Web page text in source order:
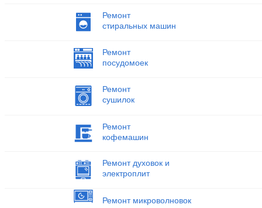
Ремонт
стиральных машин
Ремонт
посудомоек
Ремонт
сушилок
Ремонт
кофемашин
Ремонт духовок и
электроплит
Ремонт микроволновок